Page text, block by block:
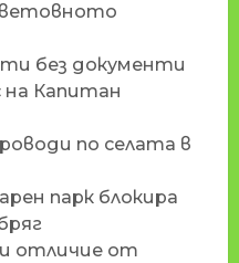
без документи
на Капитан
по селата в
парк блокира
отличие от